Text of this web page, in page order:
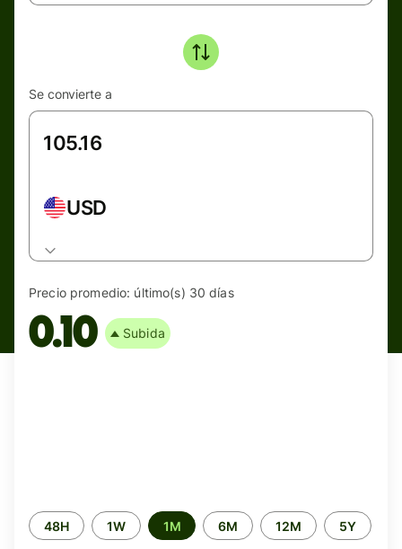
Se convierte a
USD
Precio promedio: último(s) 30 días
0.10 Subida
Time
period
48H 1W 1M 6M 12M 5Y